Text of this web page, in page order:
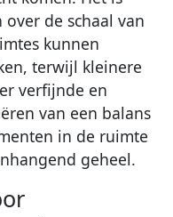
de schaal van
kunnen
terwijl kleinere
verfijnde en
van een balans
in de ruimte
geheel.